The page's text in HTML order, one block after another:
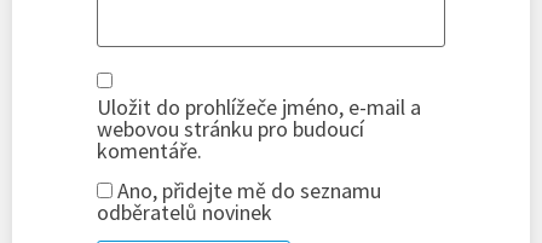
Uložit do prohlížeče jméno, e-mail a
webovou stránku pro budoucí
komentáře.
Ano, přidejte mě do seznamu
odběratelů novinek